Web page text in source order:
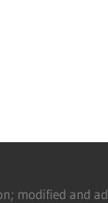
modified and